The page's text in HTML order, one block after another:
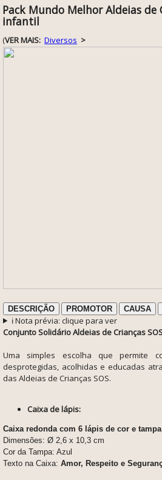
Pack Mundo Melhor Aldeias de
infantil
(VER MAIS: Diversos >
DESCRIÇÃO PROMOTOR CAUSA
ℹ️ Nota prévia: clique para ver
Conjunto Solidário Aldeias de Crianças
Uma simples escolha que permite
desprotegidas, acolhidas e educadas
das Aldeias de Crianças SOS.
Caixa de lápis:
Caixa redonda com 6 lápis de cor e
Dimensões: Ø 2,6 x 10,3 cm
Cor da Tampa: Azul
Texto na Caixa: Amor, Respeito e